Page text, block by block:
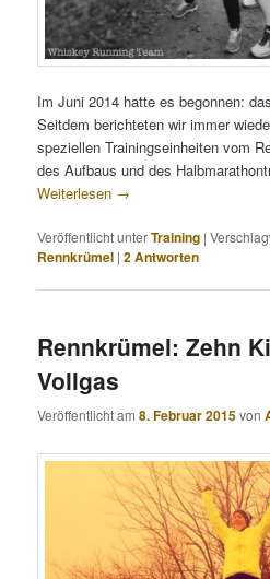
Im Juni 2014 hatte es begonnen:
Seitdem berichteten wir immer
speziellen Trainingseinheiten vom
des Aufbaus und des
Weiterlesen →
Veröffentlicht unterTraining |
Rennkrümel |2Antworten
Rennkrümel: Zehn
Vollgas
Veröffentlicht am8. Februar 2015von